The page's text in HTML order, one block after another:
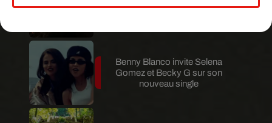
Fuego entre en éruption
Benny Blanco invite Selena
Gomez et Becky G sur son
nouveau single